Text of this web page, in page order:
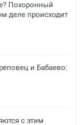
Похоронный
деле происходит
и Бабаево:
с этим